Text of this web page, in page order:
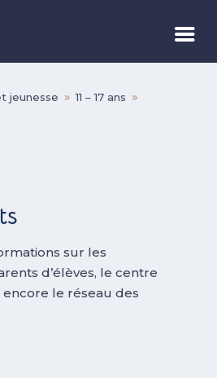
jeunesse 9 11 – 17 ans 9
sur les
d’élèves, le centre
encore le réseau des